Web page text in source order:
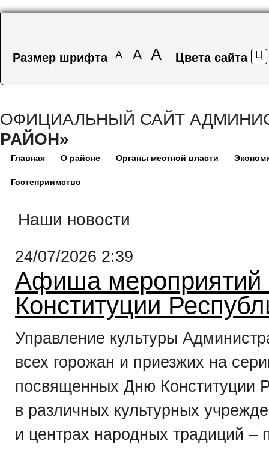
Перейти к основному содержанию
Размер шрифта А А А Цвета сайта Ц
ОФИЦИАЛЬНЫЙ САЙТ
РАЙОН»
Главная О районе Органы местной власти
Гостеприимство
Наши новости
24/07/2026 2:39
Афиша мероприятий
Конституции
Управление культуры
всех горожан и приезжих на
посвященных Дню Конституции
в различных культурных
и центрах народных традиций –
Страницы